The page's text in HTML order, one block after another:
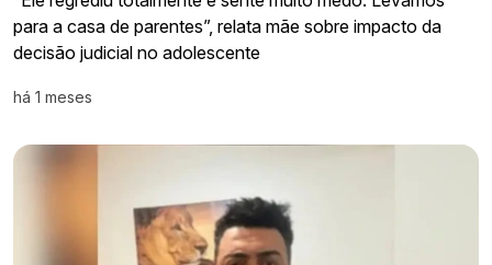
para a casa de parentes”, relata mãe sobre impacto da
decisão judicial no adolescente
há 1 meses